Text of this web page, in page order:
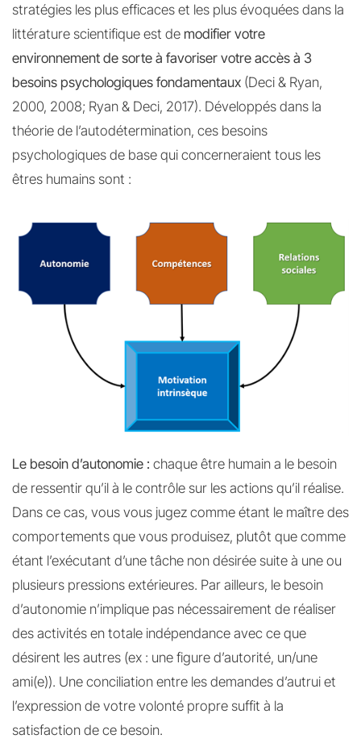
stratégies les plus efficaces et les plus évoquées dans la
littérature scientifique est de modifier votre
environnement de sorte à favoriser votre accès à 3
besoins psychologiques fondamentaux (Deci & Ryan,
2000, 2008; Ryan & Deci, 2017). Développés dans la
théorie de l’autodétermination, ces besoins
psychologiques de base qui concerneraient tous les
êtres humains sont :
Le besoin d’autonomie : chaque être humain a le besoin
de ressentir qu’il à le contrôle sur les actions qu’il réalise.
Dans ce cas, vous vous jugez comme étant le maître des
comportements que vous produisez, plutôt que comme
étant l’exécutant d’une tâche non désirée suite à une ou
plusieurs pressions extérieures. Par ailleurs, le besoin
d’autonomie n’implique pas nécessairement de réaliser
des activités en totale indépendance avec ce que
désirent les autres (ex : une figure d’autorité, un/une
ami(e)). Une conciliation entre les demandes d’autrui et
l’expression de votre volonté propre suffit à la
satisfaction de ce besoin.